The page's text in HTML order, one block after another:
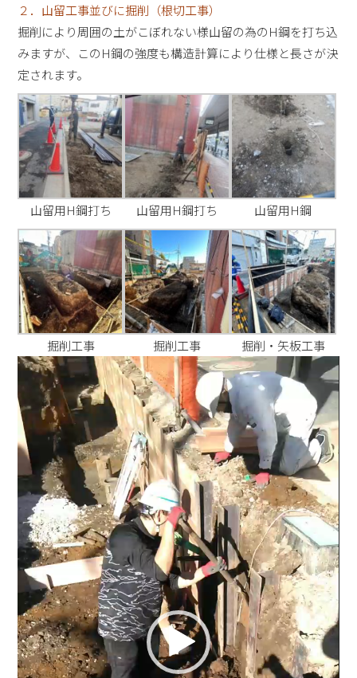
２．山留工事並びに掘削（根切工事）
掘削により周囲の土がこぼれない様山留の為のH鋼を打ち込
みますが、このH鋼の強度も構造計算により仕様と長さが決
定されます。
山留用H鋼打ち 山留用H鋼打ち 山留用H鋼
掘削工事 掘削工事
掘削・矢板工事
動
プ
レ
ー
ヤ
ー